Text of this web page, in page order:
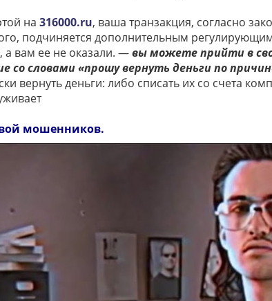
на 316000.ru, ваша транзакция, согласно
подчиняется дополнительным
а вам ее не оказали. —вы можете прийти в
со словами «прошу вернуть деньги по
вернуть деньги: либо списать их со счета
мошенников.